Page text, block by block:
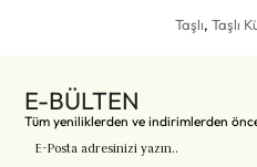
Taşlı, Taşlı
E-BÜLTEN
Tüm yeniliklerden ve indirimlerden